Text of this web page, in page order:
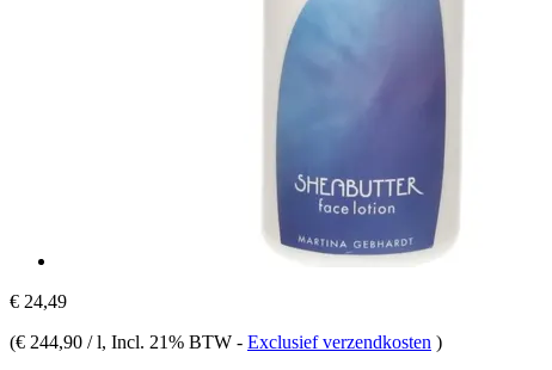
€ 24,49
(€ 244,90 / l, Incl. 21% BTW - Exclusief verzendkosten )